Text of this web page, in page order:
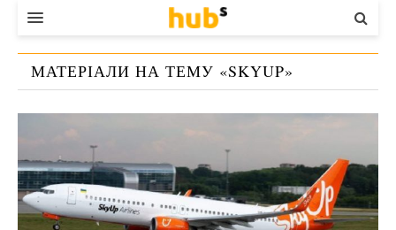
ВЛАДА
ЕКОНОМІКА
СТАРТЕР
КОНТАКТИ
МАТЕРІАЛИ НА ТЕМУ «SKYUP»